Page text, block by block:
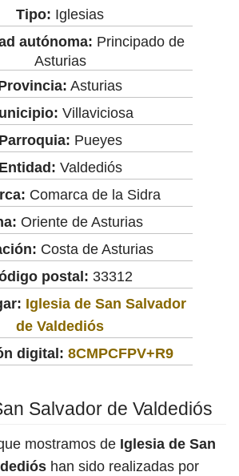
Tipo: Iglesias
autónoma: Principado de
Asturias
Asturias
Villaviciosa
Parroquia: Pueyes
Entidad: Valdediós
Comarca de la Sidra
Oriente de Asturias
Costa de Asturias
postal: 33312
Iglesia de San Salvador
de Valdediós
digital: 8CMPCFPV+R9
Salvador de Valdediós
mostramos de Iglesia de San
han sido realizadas por